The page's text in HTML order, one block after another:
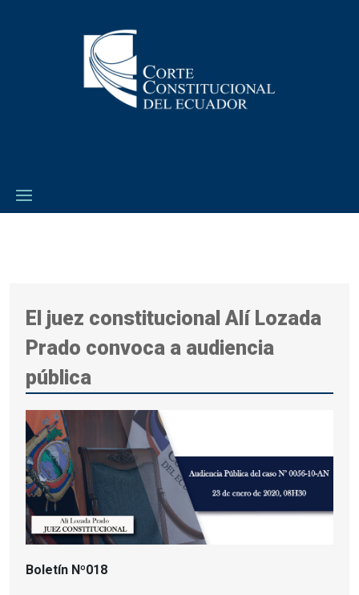
El juez constitucional Alí Lozada
Prado convoca a audiencia
pública
Boletín Nº018